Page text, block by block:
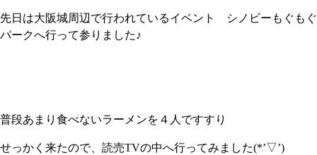
先日は大阪城周辺で行われているイベント シノビーもぐもぐ
パークへ行って参りました♪
普段あまり食べないラーメンを４人ですすり
せっかく来たので、読売TVの中へ行ってみました(*’▽’)